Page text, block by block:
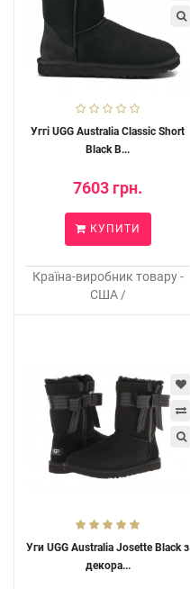
Уггі UGG Australia Classic Short
Black B...
7603 грн.
КУПИТИ
Країна-виробник товару -
США /
Уги UGG Australia Josette Black з
декора...